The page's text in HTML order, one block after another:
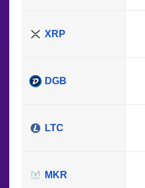
XRP
DGB
LTC
MKR